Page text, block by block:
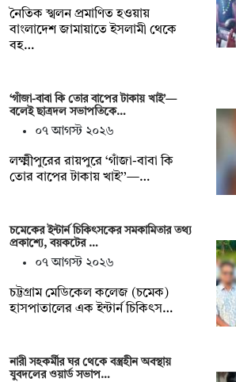
নৈতিক স্খলন প্রমাণিত হওয়ায়
বাংলাদেশ জামায়াতে ইসলামী থেকে
বহ…
‘গাঁজা-বাবা কি তোর বাপের টাকায় খাই’—
বলেই ছাত্রদল সভাপতিকে…
০৭ আগস্ট ২০২৬
লক্ষ্মীপুরের রায়পুরে ‘গাঁজা-বাবা কি
তোর বাপের টাকায় খাই’’—…
চমেকের ইন্টার্ন চিকিৎসকের সমকামিতার তথ্য
প্রকাশ্যে, বয়কটের …
০৭ আগস্ট ২০২৬
চট্টগ্রাম মেডিকেল কলেজ (চমেক)
হাসপাতালের এক ইন্টার্ন চিকিৎস…
নারী সহকর্মীর ঘর থেকে বস্ত্রহীন অবস্থায়
যুবদলের ওয়ার্ড সভাপ…